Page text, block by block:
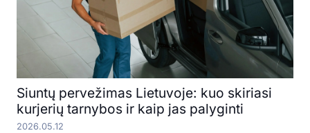
Siuntų pervežimas Lietuvoje: kuo skiriasi
kurjerių tarnybos ir kaip jas palyginti
2026.05.12